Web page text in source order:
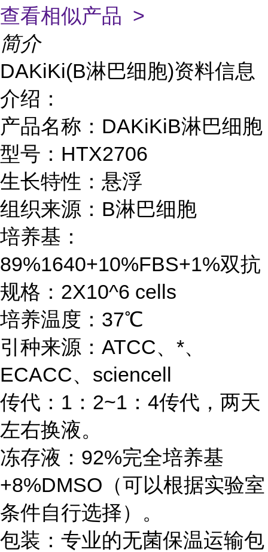
查看相似产品 >
简介
DAKiKi(B淋巴细胞)资料信息
介绍：
产品名称：DAKiKiB淋巴细胞
型号：HTX2706
生长特性：悬浮
组织来源：B淋巴细胞
培养基：
89%1640+10%FBS+1%双抗
规格：2X10^6 cells
培养温度：37℃
引种来源：ATCC、*、
ECACC、sciencell
传代：1：2~1：4传代，两天
左右换液。
冻存液：92%完全培养基
+8%DMSO（可以根据实验室
条件自行选择）。
包装：专业的无菌保温运输包